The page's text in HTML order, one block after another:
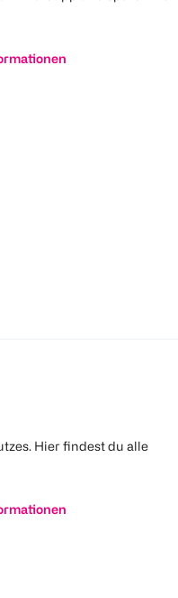
Hier findest du alle